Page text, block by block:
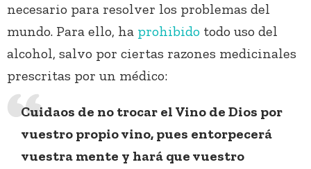
necesario para resolver los problemas del
mundo. Para ello, ha prohibido todo uso del
alcohol, salvo por ciertas razones medicinales
prescritas por un médico:
Cuidaos de no trocar el Vino de Dios por
vuestro propio vino, pues entorpecerá
vuestra mente y hará que vuestro